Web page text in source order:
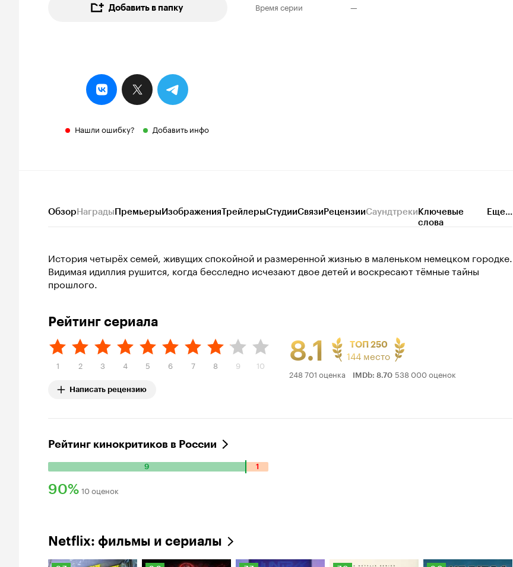
Добавить в папку
Нашли ошибку? Добавить инфо
Время серии
—
ОбзорНаградыПремьерыИзображенияТрейлерыСтудииСвязиРецензииСаундтрекиКлючевые
слова
Еще...
История четырёх семей, живущих спокойной и размеренной жизнью в маленьком немецком городке.
Видимая идиллия рушится, когда бесследно исчезают двое детей и воскресают тёмные тайны
прошлого.
Рейтинг сериала
1 2 3 4 5 6 7 8 9 10
Написать рецензию
8.1
Рейтинг
ТОП 250
144 место
248 701 оценка IMDb: 8.70 538 000 оценок
Рейтинг кинокритиков в России
9 1
Количество
положительных
оценок:
оценок:
90%
90%
10 оценок
Netflix: фильмы и сериалы